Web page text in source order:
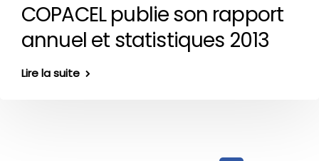
COPACEL publie son rapport
annuel et statistiques 2013
Lire la suite